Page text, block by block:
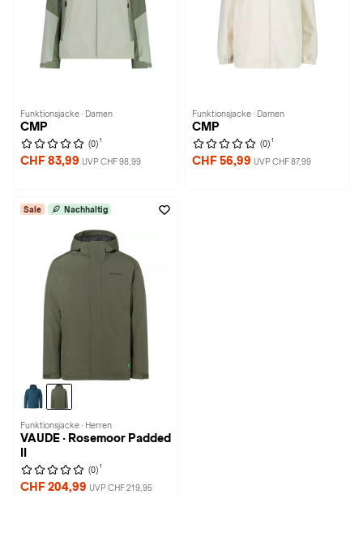
Funktionsjacke · Damen
CMP
(0) 1
CHF 83,99 UVP CHF 98,99
Funktionsjacke · Damen
CMP
(0) 1
CHF 56,99 UVP CHF 87,99
Sale Nachhaltig
Funktionsjacke · Herren
VAUDE · Rosemoor Padded
(0) 1
CHF 204,99 UVP CHF 219,95